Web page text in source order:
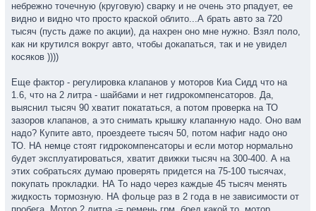
небрежно точечную (круговую) сварку и не очень это рпадует, ее
видно и видно что просто краской облито...А брать авто за 720
тысяч (пусть даже по акции), да нахрен оно мне нужно. Взял поло,
как ни крутился вокруг авто, чтобы докапаться, так и не увидел
косяков ))))
Еще фактор - регулировка клапанов у моторов Киа Сидд что на
1.6, что на 2 литра - шайбами и нет гидрокомпенсаторов. Да,
выяснил тысяч 90 хватит покататься, а потом проверка на ТО
зазоров клапанов, а это снимать крышку клапанную надо. Оно вам
надо? Купите авто, проездеете тысяч 50, потом нафиг надо оно
ТО. НА немце стоят гидрокомпенсаторы и если мотор нормально
будет эксплуатироваться, хватит движки тысяч на 300-400. А на
этих собратьсях думаю проверять придется на 75-100 тысячах,
покупать прокладки. НА То надо через каждые 45 тысяч менять
жидкость тормозную. НА фольце раз в 2 года в не зависимости от